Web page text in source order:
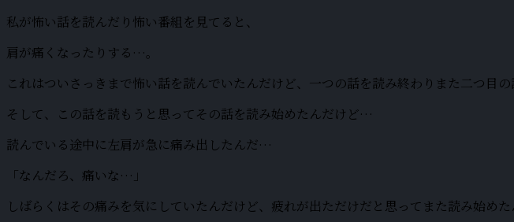
私が怖い話を読んだり怖い番組を見てると、
肩が痛くなったりする…。
これはついさっきまで怖い話を読んでいたんだけど、一つの話を読み終わりまた二つ目の
そして、この話を読もうと思ってその話を読み始めたんだけど…
読んでいる途中に左肩が急に痛み出したんだ…
「なんだろ、痛いな…」
しばらくはその痛みを気にしていたんだけど、疲れが出ただけだと思ってまた読み始めた